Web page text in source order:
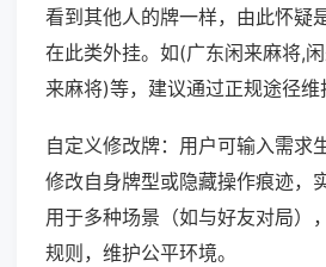
看到其他人的牌一样，由此怀疑
在此类外挂。如(广东闲来麻将,
来麻将)等，建议通过正规途径维
自定义修改牌：用户可输入需求
修改自身牌型或隐藏操作痕迹，
用于多种场景（如与好友对局）
规则，维护公平环境。